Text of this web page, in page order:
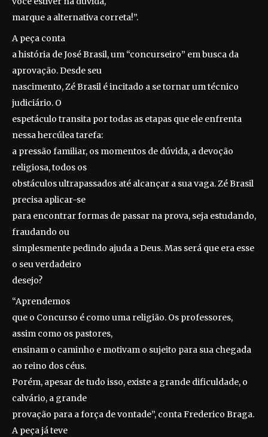
marque a alternativa correta!”.
A peça conta
a história de José Brasil, um “concurseiro” em busca da
aprovação. Desde seu
nascimento, Zé Brasil é incitado a se tornar um técnico
judiciário. O
espetáculo transita por todas as etapas que ele enfrenta
nessa hercúlea tarefa:
a pressão familiar, os momentos de dúvida, a devoção
religiosa, todos os
obstáculos ultrapassados até alcançar a sua vaga. Zé Brasil
precisa aplicar-se
para encontrar formas de passar na prova, seja estudando,
fraudando ou
simplesmente pedindo ajuda a Deus. Mas será que era esse
o seu verdadeiro
desejo?
“Aprendemos
que o Concurso é como uma religião. Os professores,
assim como os pastores,
ensinam o caminho e motivam o sujeito para sua chegada
ao reino dos céus.
Porém, apesar de tudo isso, existe a grande dificuldade, o
calvário, a grande
provação para a força de vontade”, conta Frederico Braga.
A peça já teve